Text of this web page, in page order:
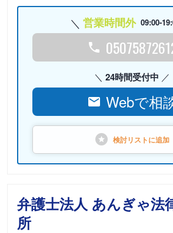
営業時間外 09:00-
24時間受付中
Webで相
検討リストに追加
弁護士法人 あんぎゃ法
所